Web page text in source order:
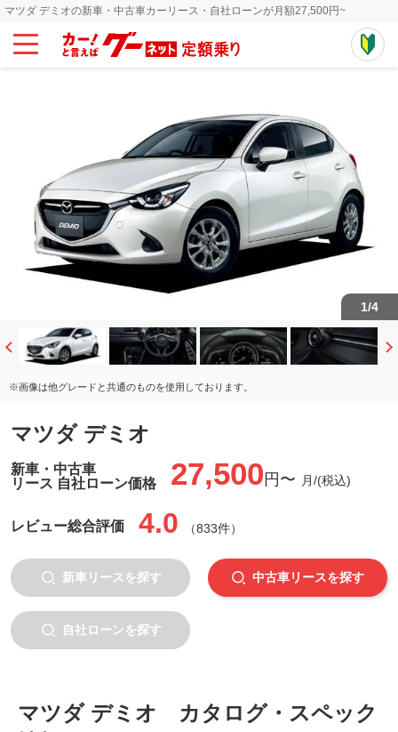
マツダ デミオの新車・中古車カーリース・自社ローンが月額27,500円~
1/4
※画像は他グレードと共通のものを使用しております。
マツダ デミオ
新車・中古車
リース 自社ローン価格
27,500円〜 月/(税込)
レビュー総合評価 4.0 （833件）
新車リースを探す
自社ローンを探す
中古車リースを探す
マツダ デミオ カタログ・スペック